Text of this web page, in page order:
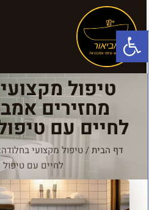
פתח סרגל נגישות
טיפול
מחזירים
לחיים עם
דף הבית/טיפול מקצועי
לחיים עם טיפול